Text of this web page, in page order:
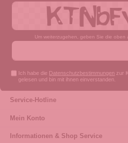
Um weiterzugehen, geben Sie die oben
Ich habe die Datenschutzbestimmungen zur
gelesen und bin mit ihnen einverstanden.
Service-Hotline
Mein Konto
Informationen & Shop Service